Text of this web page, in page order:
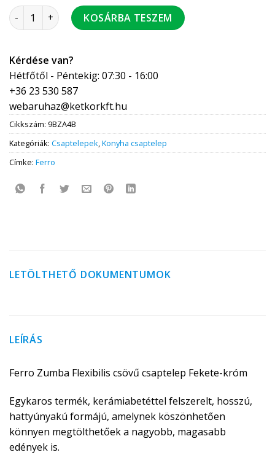
FERRO Zumba konyhai csaptelep, FEKETE flexibilis
KOSÁRBA TESZEM
Kérdése van?
Hétfőtől - Péntekig: 07:30 - 16:00
+36 23 530 587
webaruhaz@ketkorkft.hu
Cikkszám: 9BZA4B
Kategóriák: Csaptelepek Konyha csaptelep
Címke: Ferro
LETÖLTHETŐ DOKUMENTUMOK
LEÍRÁS
Ferro Zumba Flexibilis csövű csaptelep Fekete-króm
Egykaros termék, kerámiabetéttel felszerelt, hosszú,
hattyúnyakú formájú, amelynek köszönhetően
könnyen megtölthetőek a nagyobb, magasabb
edények is.